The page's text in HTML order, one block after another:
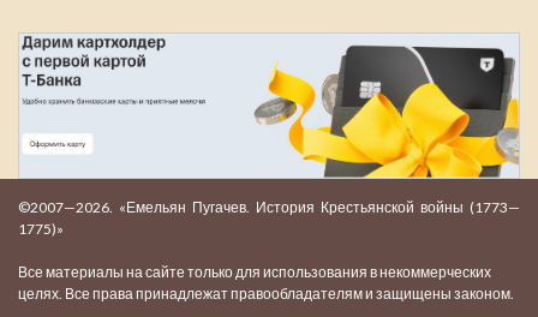
©2007—2026. «Емельян Пугачев. История Крестьянской войны (1773—
1775)»
Все материалы на сайте только для использования в некоммерческих
целях. Все права принадлежат правообладателям и защищены законом.